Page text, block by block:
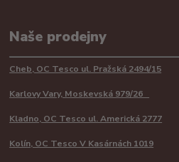
Naše prodejny
Cheb, OC Tesco ul. Pražská 2494/15
Karlovy Vary, Moskevská 979/26
Kladno, OC Tesco ul. Americká 2777
Kolín, OC Tesco V Kasárnách 1019